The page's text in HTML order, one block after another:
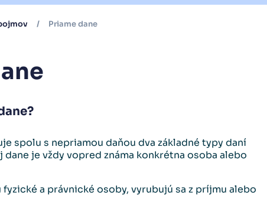
/ Priame dane
spolu s nepriamou daňou dva základné typy daní
dane je vždy vopred známa konkrétna osoba alebo
fyzické a právnické osoby, vyrubujú sa z príjmu alebo